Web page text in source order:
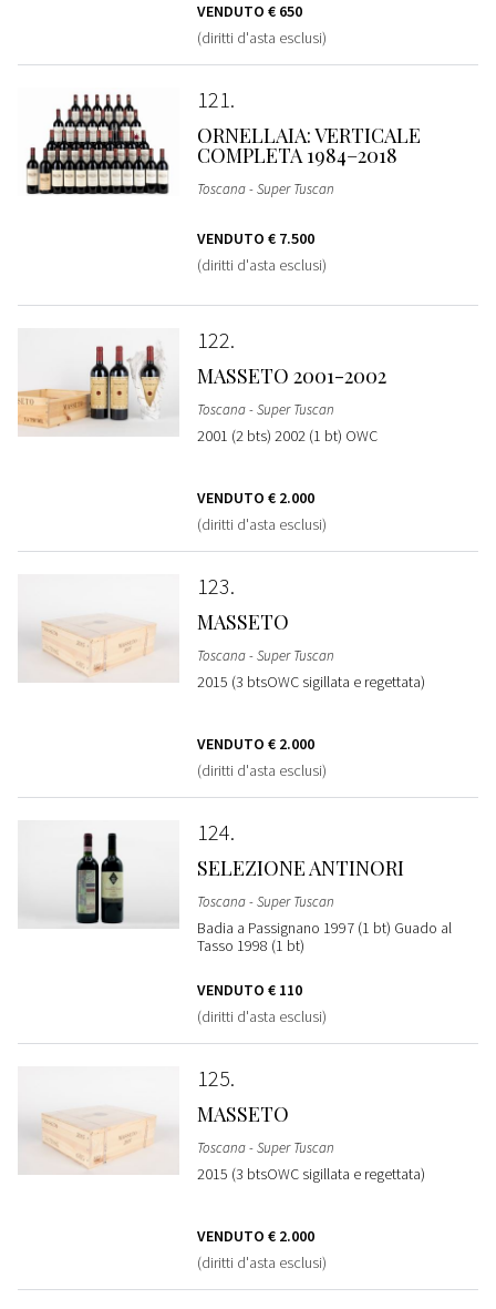
VENDUTO € 650
(diritti d'asta esclusi)
121
ORNELLAIA: VERTICALE
COMPLETA 1984–2018
Toscana - Super Tuscan
VENDUTO € 7.500
(diritti d'asta esclusi)
122
MASSETO 2001-2002
Toscana - Super Tuscan
2001 (2 bts) 2002 (1 bt) OWC
VENDUTO € 2.000
(diritti d'asta esclusi)
123
MASSETO
Toscana - Super Tuscan
2015 (3 btsOWC sigillata e regettata)
VENDUTO € 2.000
(diritti d'asta esclusi)
124
SELEZIONE ANTINORI
Toscana - Super Tuscan
Badia a Passignano 1997 (1 bt) Guado al
Tasso 1998 (1 bt)
VENDUTO € 110
(diritti d'asta esclusi)
125
MASSETO
Toscana - Super Tuscan
2015 (3 btsOWC sigillata e regettata)
VENDUTO € 2.000
(diritti d'asta esclusi)